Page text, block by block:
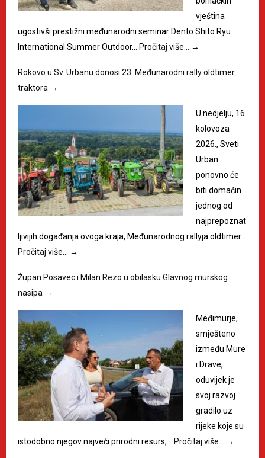
vještina
ugostivši prestižni međunarodni seminar Dento Shito Ryu
International Summer Outdoor… Pročitaj više… →
Rokovo u Sv. Urbanu donosi 23. Međunarodni rally oldtimer
traktora →
U nedjelju, 16.
kolovoza
2026., Sveti
Urban
ponovno će
biti domaćin
jednog od
najprepoznat
ljivijih događanja ovoga kraja, Međunarodnog rallyja oldtimer…
Pročitaj više…
→
Župan Posavec i Milan Rezo u obilasku Glavnog murskog
nasipa →
Međimurje,
smješteno
između Mure
i Drave,
oduvijek je
svoj razvoj
gradilo uz
rijeke koje su
istodobno njegov najveći prirodni resurs,… Pročitaj više… →